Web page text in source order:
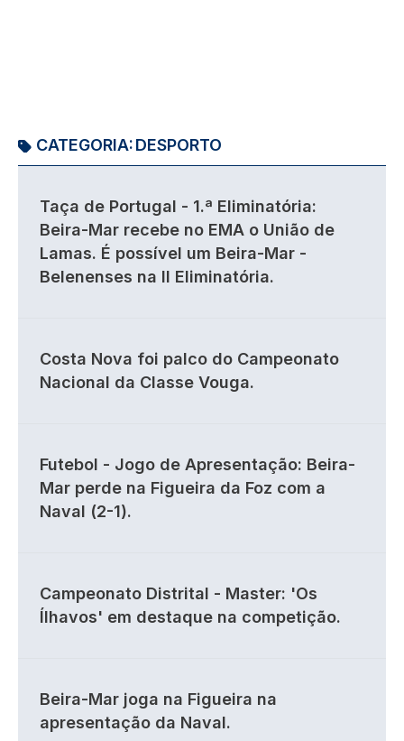
CATEGORIA:DESPORTO
Taça de Portugal - 1.ª Eliminatória:
Beira-Mar recebe no EMA o União de
Lamas. É possível um Beira-Mar -
Belenenses na II Eliminatória.
Costa Nova foi palco do Campeonato
Nacional da Classe Vouga.
Futebol - Jogo de Apresentação: Beira-
Mar perde na Figueira da Foz com a
Naval (2-1).
Campeonato Distrital - Master: 'Os
Ílhavos' em destaque na competição.
Beira-Mar joga na Figueira na
apresentação da Naval.